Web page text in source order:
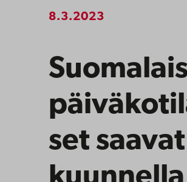
8.3.2023
set saavat